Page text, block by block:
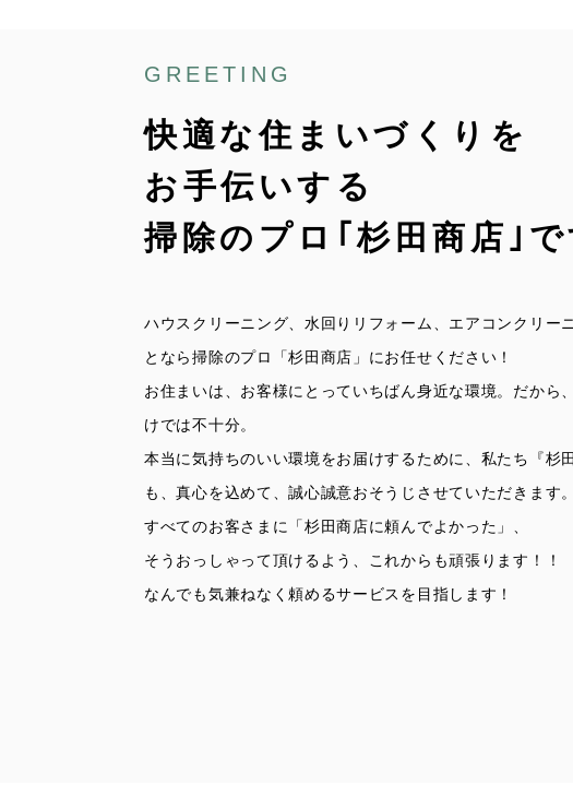
GREETING
快適な住まいづくりを
お手伝いする
掃除のプロ｢杉田商店｣で
ハウスクリーニング、水回りリフォーム、エアコンクリー
となら掃除のプロ「杉田商店」にお任せください！
お住まいは、お客様にとっていちばん身近な環境。だから
けでは不十分。
本当に気持ちのいい環境をお届けするために、私たち『杉
も、真心を込めて、誠心誠意おそうじさせていただきます。
すべてのお客さまに「杉田商店に頼んでよかった」、
そうおっしゃって頂けるよう、これからも頑張ります！！
なんでも気兼ねなく頼めるサービスを目指します！